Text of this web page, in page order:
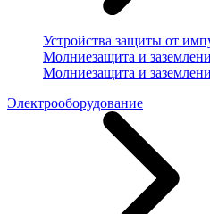
Устройства защиты от
Молниезащита и
Молниезащита и
Электрооборудование